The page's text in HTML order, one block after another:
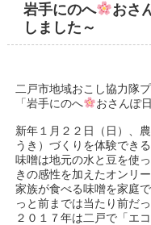
岩手にのへ
おさ
しました～
二戸市地域おこし協力隊
「岩手にのへ
おさんぽ
新年１月２２日（日）、
うき）づくりを体験でき
味噌は地元の水と豆を使
きの感性を加えたオンリー
家族が食べる味噌を家庭
っと前までは当たり前だ
２０１７年は二戸で「エ